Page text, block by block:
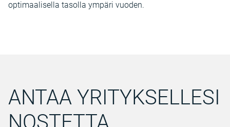
optimaalisella tasolla ympäri vuoden.
ANTAA YRITYKSELLESI
NOSTETTA